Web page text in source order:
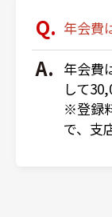
年会費
年会費
して
※登録
で、支